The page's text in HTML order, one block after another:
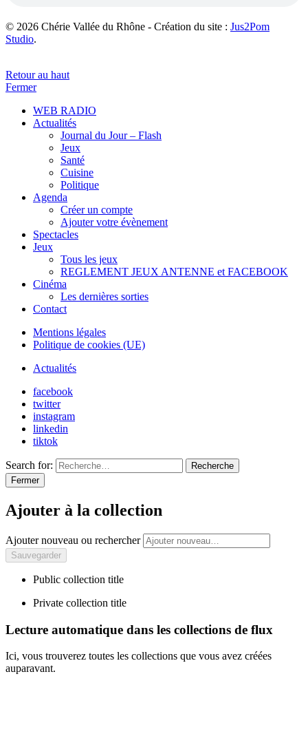
© 2026 Chérie Vallée du Rhône - Création du site : Jus2Pom
Studio.
Retour au haut
Fermer
WEB RADIO
Actualités
Journal du Jour – Flash
Jeux
Santé
Cuisine
Politique
Agenda
Créer un compte
Ajouter votre évènement
Spectacles
Jeux
Tous les jeux
REGLEMENT JEUX ANTENNE et FACEBOOK
Cinéma
Les dernières sorties
Contact
Mentions légales
Politique de cookies (UE)
Actualités
facebook
twitter
instagram
linkedin
tiktok
Search for:
Recherche
Fermer
Ajouter à la collection
Ajouter nouveau ou rechercher
Public collection title
Private collection title
Lecture automatique dans les collections de flux
Ici, vous trouverez toutes les collections que vous avez créées
auparavant.